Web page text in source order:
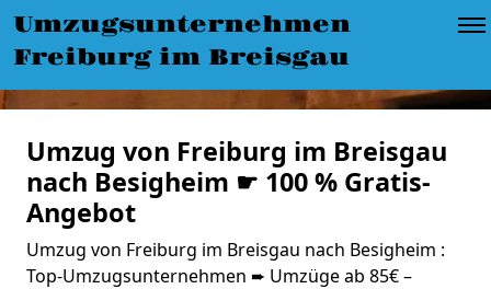
Umzugsunternehmen
Freiburg im Breisgau
Umzug von Freiburg im Breisgau
nach Besigheim ☛ 100 % Gratis-
Angebot
Umzug von Freiburg im Breisgau nach Besigheim :
Top-Umzugsunternehmen ➨ Umzüge ab 85€ –